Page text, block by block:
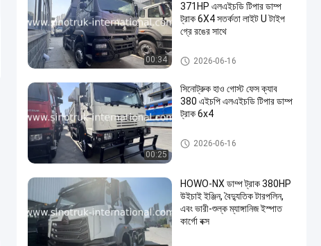
00:34
371HP এলএইচডি টিপার ডাম্প
ট্রাক 6X4 সতর্কতা লাইট U টাইপ
গ্রে রঙের সাথে
টিপ্পার ডাম্প ট্রাক
2026-06-16
00:25
সিনোট্রুক হাও গোস্ট ফেস ক্যাব
380 এইচপি এলএইচডি টিপার ডাম্প
ট্রাক 6x4
টিপ্পার ডাম্প ট্রাক
2026-06-16
HOWO-NX ডাম্প ট্রাক 380HP
উইচাই ইঞ্জিন, বৈদ্যুতিক টারপলিন,
এবং ভারী-শুল্ক ম্যাঙ্গানিজ ইস্পাত
কার্গো বক্স